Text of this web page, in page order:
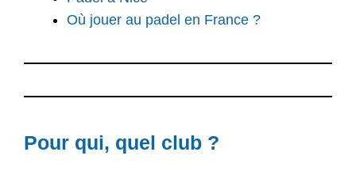
Où jouer au padel en France ?
Pour qui, quel club ?